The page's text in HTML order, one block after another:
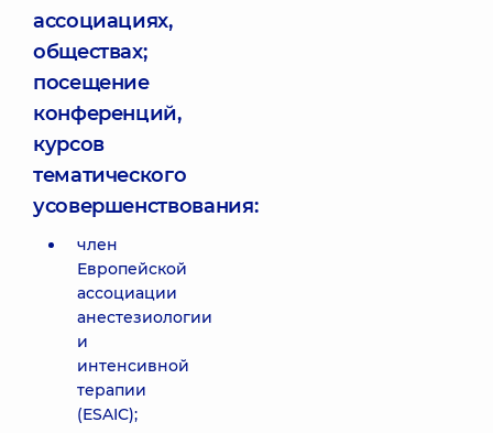
ассоциациях,
обществах;
посещение
конференций,
курсов
тематического
усовершенствования:
член
Европейской
ассоциации
анестезиологии
и
интенсивной
терапии
(ESAIC);